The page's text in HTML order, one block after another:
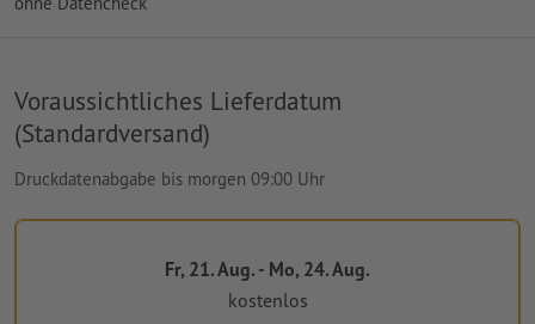
Voraussichtliches Lieferdatum
(Standardversand)
Druckdatenabgabe bis morgen 09:00 Uhr
Fr, 21. Aug. - Mo, 24. Aug.
kostenlos